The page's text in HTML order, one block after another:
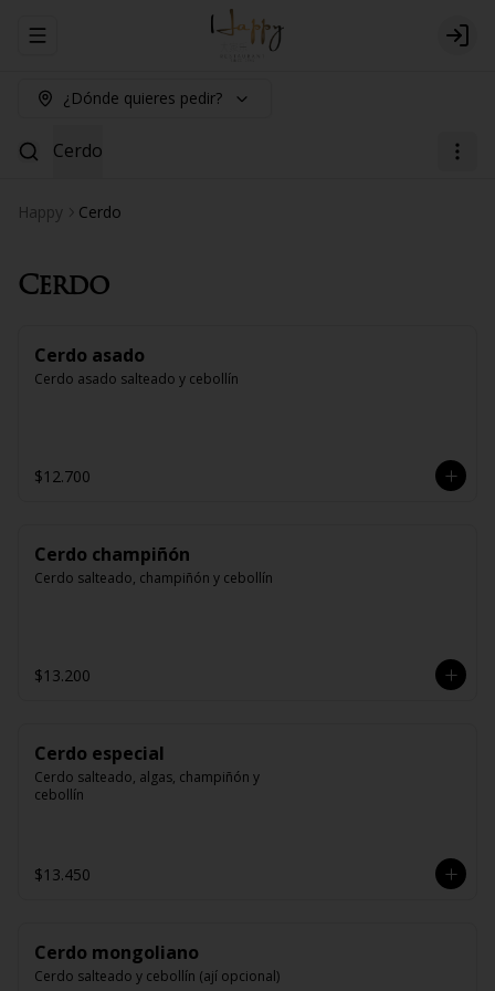
Abrir menu de navegación Login
¿Dónde quieres pedir?
Cerdo
Happy Cerdo
Cerdo
Cerdo asado
Cerdo asado salteado y cebollín
$12.700
Cerdo champiñón
Cerdo salteado, champiñón y cebollín
$13.200
Cerdo especial
Cerdo salteado, algas, champiñón y
cebollín
$13.450
Cerdo mongoliano
Cerdo salteado y cebollín (ají opcional)